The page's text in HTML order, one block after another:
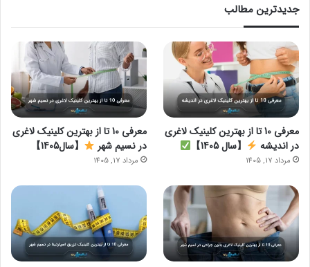
جدیدترین مطالب
معرفی 10 تا از بهترین کلینیک لاغری
در اندیشه
【سال 1405】
مرداد 17, 1405
معرفی 10 تا از بهترین کلینیک لاغری
در نسیم شهر
【سال1405】
مرداد 17, 1405